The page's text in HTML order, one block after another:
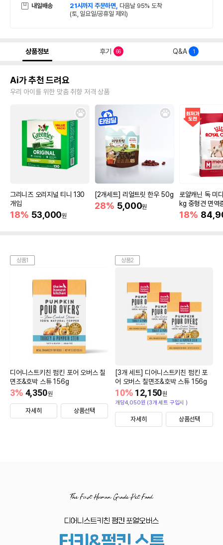
내일배송 21시까지 주문하면, 다음날 95% 도착
(토, 일요일/공휴일 제외)
상품정보 후기 66 Q&A 1
Ai가 추천 드려요
우리 아이를 위한 맞춤 취향 저격 상품
그리니즈 오리지널 티니 130
개입
18% 53,000원
[2개세트] 리얼트릿 한우 50g
28% 5,000원
로얄캐닌 독 미
kg 중형견 면역
18%
상품1
디어니스트키친 펌킨 포어 오버스 칠
면조&호박 스튜 156g
4,350원
3%
자세히 상품선택
상품2
[3개 세트] 디어니스트키친 펌킨 포
어 오버스 칠면조&호박 스튜 156g
12,150원
10%
개당4,050원 (3개 세트 구입시 )
자세히 상품선택